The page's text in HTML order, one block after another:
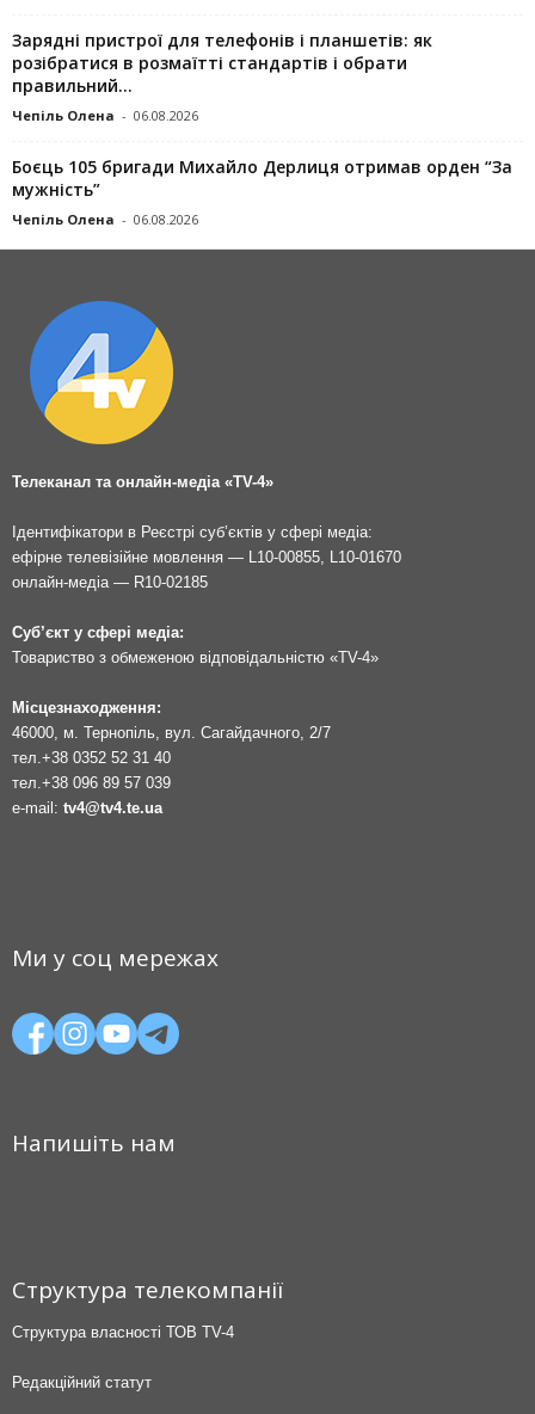
Зарядні пристрої для телефонів і планшетів: як
розібратися в розмаїтті стандартів і обрати
правильний...
Чепіль Олена - 06.08.2026
Боєць 105 бригади Михайло Дерлиця отримав орден “За
мужність”
Чепіль Олена - 06.08.2026
Телеканал та онлайн-медіа «TV-4»
Ідентифікатори в Реєстрі суб’єктів у сфері медіа:
ефірне телевізійне мовлення — L10-00855, L10-01670
онлайн-медіа — R10-02185
Суб’єкт у сфері медіа:
Товариство з обмеженою відповідальністю «TV-4»
Місцезнаходження:
46000, м. Тернопіль, вул. Сагайдачного, 2/7
тел.+38 0352 52 31 40
тел.+38 096 89 57 039
e-mail: tv4@tv4.te.ua
Ми у соц мережах
Напишіть нам
Структура телекомпанії
Структура власності ТОВ TV-4
Редакційний статут